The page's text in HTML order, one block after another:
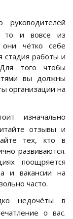
то и вовсе из
они чётко себе
стадия работы и
того чтобы
вы должны
организации на
изначально
отзывы и
тех, кто в
развиваются.
поощряется
и вакансии на
часто.
недочёты в
о вас.